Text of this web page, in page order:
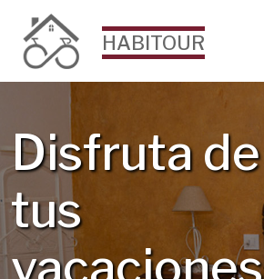
HABITOUR
Disfruta de
tus
vacaciones